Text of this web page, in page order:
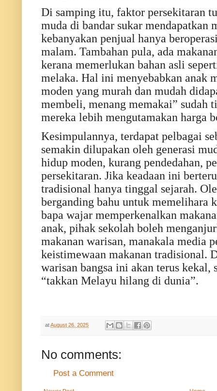
Di samping itu, faktor persekitaran
muda di bandar sukar mendapatkan
kebanyakan penjual hanya
malam. Tambahan pula, ada
kerana memerlukan bahan asli
melaka. Hal ini menyebabkan anak
moden yang murah dan mudah
membeli, menang memakai” sudah
mereka lebih mengutamakan harga
Kesimpulannya, terdapat pelbagai
semakin dilupakan oleh generasi
hidup moden, kurang pendedahan,
persekitaran. Jika keadaan ini
tradisional hanya tinggal sejarah.
berganding bahu untuk memelihara
bapa wajar memperkenalkan
anak, pihak sekolah boleh
makanan warisan, manakala media
keistimewaan makanan tradisional.
warisan bangsa ini akan terus kekal,
“takkan Melayu hilang di dunia”.
atAugust 26, 2025
No comments:
Post a Comment